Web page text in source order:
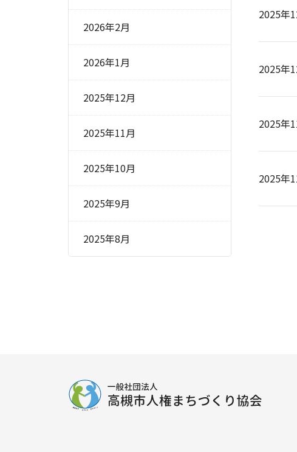
2025年
2025年
2025年
2025年
2026年2月
2026年1月
2025年12月
2025年11月
2025年10月
2025年9月
2025年8月